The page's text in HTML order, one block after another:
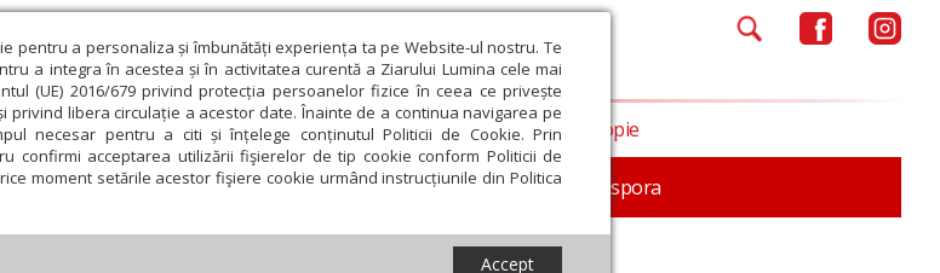
pentru a personaliza și îmbunătăți experiența ta pe Website-ul nostru. Te
a integra în acestea și în activitatea curentă a Ziarului Lumina cele mai
(UE) 2016/679 privind protecția persoanelor fizice în ceea ce privește
privind libera circulație a acestor date. Înainte de a continua navigarea pe
necesar pentru a citi și înțelege conținutul Politicii de Cookie. Prin
confirmi acceptarea utilizării fişierelor de tip cookie conform Politicii de
moment setările acestor fişiere cookie urmând instrucțiunile din Politica
Accept
Comunicate de presă Documentar In memoriam Diaspora
Educaţie și Cultură Societate Opinii Filantropie
poporului rus